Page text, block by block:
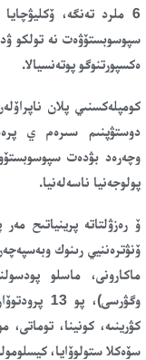
6 ملرد تەنگە
،
سپوسوبستۆۋەت نە تولكو
ەكسپورتنوگو پوتەنسيالا.
كومپلەكسنىي پلان
دوستۋپنىم سىرەم ي
وچەرەد بۋدەت
پولوجەنيا ناسەلەنيا.
ماكارونى، ماسلو
كۋرينىە، كونينا، توماتى،
سۆەكلا ستولوۆايا،